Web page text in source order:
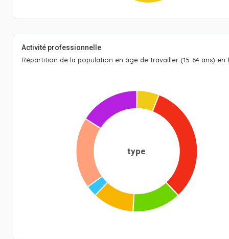
Activité professionnelle
Répartition de la population en âge de travailler (15-64 ans)
type